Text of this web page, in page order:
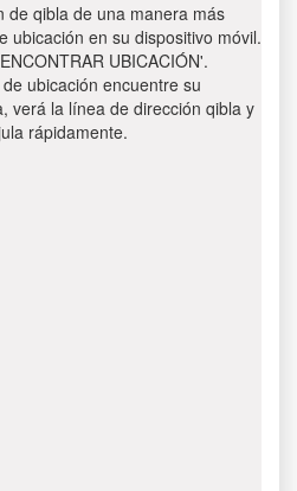
de qibla de una manera más
ubicación en su dispositivo móvil.
UBICACIÓN'.
ubicación encuentre su
verá la línea de dirección qibla y
rápidamente.